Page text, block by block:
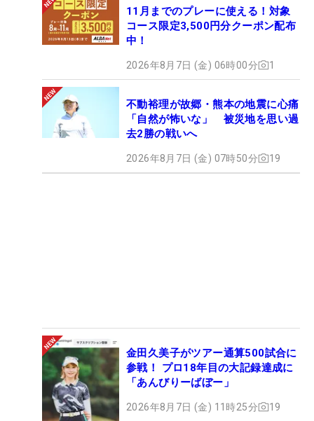
11月までのプレーに使える！対象
コース限定3,500円分クーポン配布
中！
2026年8月7日 (金) 06時00分 1
不動裕理が故郷・熊本の地震に心痛
「自然が怖いな」 被災地を思い過
去2勝の戦いへ
2026年8月7日 (金) 07時50分 19
金田久美子がツアー通算500試合に
参戦！ プロ18年目の大記録達成に
「あんびりーばぼー」
2026年8月7日 (金) 11時25分 19